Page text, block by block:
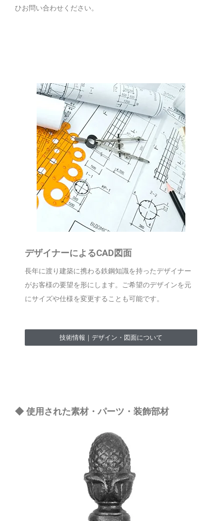
ひお問い合わせください。
デザイナーによるCAD図面
長年に渡り建築に携わる鉄鋼知識を持ったデザイナー
がお客様の要望を形にします。ご希望のデザインを元
にサイズや仕様を変更することも可能です。
技術情報｜デザイン・図面について
◆ 使用された素材・パーツ・装飾部材